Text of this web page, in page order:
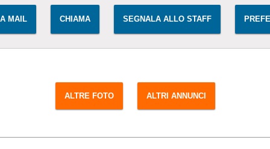
MAIL CHIAMA SEGNALA ALLO STAFF
ALTRE FOTO ALTRI ANNUNCI